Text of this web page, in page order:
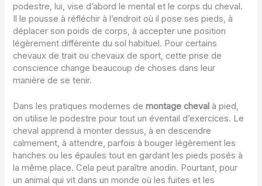
podestre, lui, vise d’abord le mental et le corps du cheval.
Il le pousse à réfléchir à l’endroit où il pose ses pieds, à
déplacer son poids de corps, à accepter une position
légèrement différente du sol habituel. Pour certains
chevaux de trait ou chevaux de sport, cette prise de
conscience change beaucoup de choses dans leur
manière de se tenir.
Dans les pratiques modernes demontage cheval à pied,
on utilise le podestre pour tout un éventail d’exercices. Le
cheval apprend à monter dessus, à en descendre
calmement, à attendre, parfois à bouger légèrement les
hanches ou les épaules tout en gardant les pieds posés à
la même place. Cela peut paraître anodin. Pourtant, pour
un animal qui vit dans un monde où les fuites et les